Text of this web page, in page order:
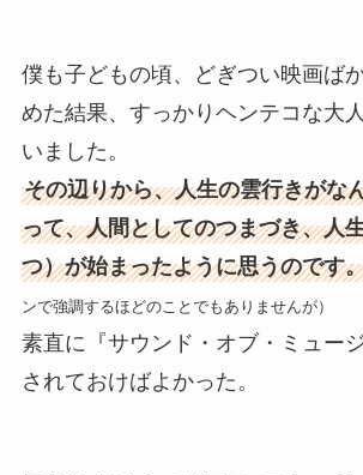
僕も子どもの頃、どぎつい映画ば
めた結果、すっかりヘンテコな大
いました。
その辺りから、人生の雲行きがな
って、人間としてのつまづき、人
つ）が始まったように思うのです
ンで強調するほどのことでもありませんが）
素直に『サウンド・オブ・ミュー
されておけばよかった。